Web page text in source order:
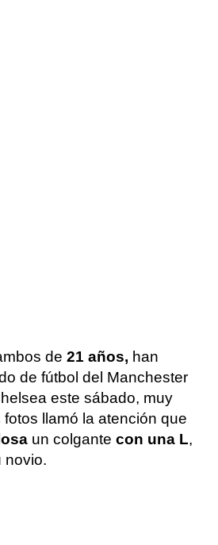
de 21 años, han
de fútbol del Manchester
este sábado, muy
llamó la atención que
un colgante con una L,
novio.